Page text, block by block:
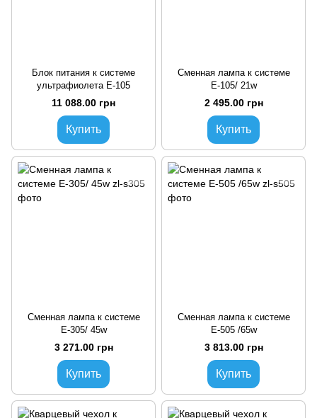
Блок питания к системе
ультрафиолета Е-105
11 088.00 грн
Купить
Сменная лампа к системе
Е-105/ 21w
2 495.00 грн
Купить
Сменная лампа к системе
Е-305/ 45w
3 271.00 грн
Купить
Сменная лампа к системе
Е-505 /65w
3 813.00 грн
Купить